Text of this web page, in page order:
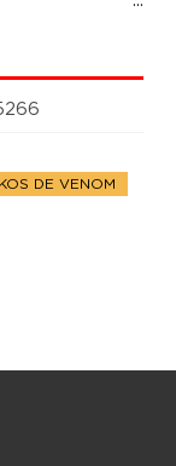
DE VENOM